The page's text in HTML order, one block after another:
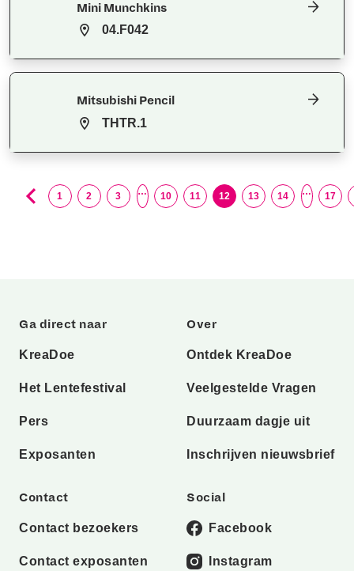
Mini Munchkins
04.F042
Mitsubishi Pencil
THTR.1
1 2 3 … 10 11 12 13 14 … 17
Ga direct naar
KreaDoe
Het Lentefestival
Pers
Exposanten
Over
Ontdek KreaDoe
Veelgestelde Vragen
Duurzaam dagje uit
Inschrijven nieuwsbrief
Contact
Contact bezoekers
Contact exposanten
Social
Facebook
Instagram